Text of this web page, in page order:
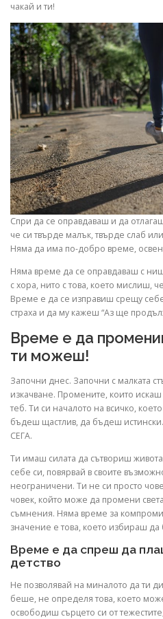
чакай и ти!
Спри да се оправдаваш и да
че си твърде малък, твърде слаб
Няма да има по-добро време, освен
Няма време да се оправдаваш с
с хора, нито с това, което мислиш,
Време е да се изправиш срещу
страха и да му кажеш “Аз ще
Време е да
ти можеш!
Започни днес. Започни с малката
изкачване. Промените, които искаш
теб. Ти си началото на всичко,
бъдеш щастлив, да бъдеш
СЕГА.
Ти имаш силата да сътвориш
себе си, повярвай в своите
неограничени. Ти не си просто
човек, който може да промени
съмнения. Няма време за
значение е това, което избираш
Време е да спреш да
детство
Не позволявай на миналото да ти
беше, не определя това, което
освободиш сърцето си от